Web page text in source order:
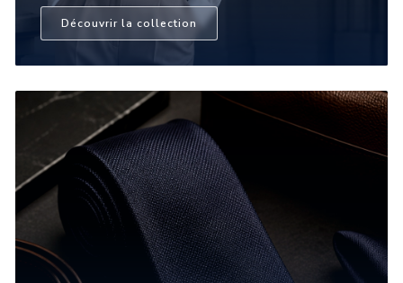
Découvrir la collection